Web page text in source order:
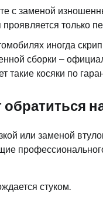
с заменой
только
иногда
сборки –
такие косяки по
обратиться
или заменой
стуком.